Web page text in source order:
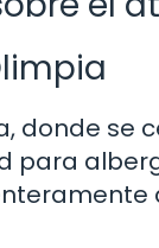
donde se
para